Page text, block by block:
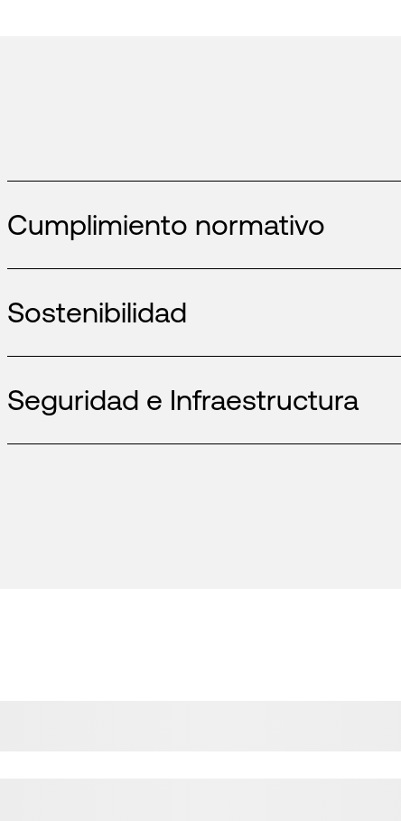
Cumplimiento normativo
Sostenibilidad
Seguridad e Infraestructura